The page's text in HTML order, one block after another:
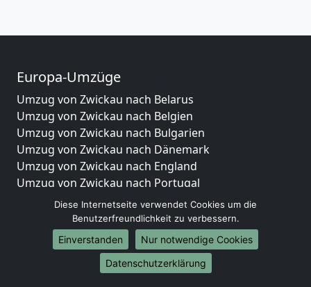
Europa-Umzüge
Umzug von Zwickau nach Belarus
Umzug von Zwickau nach Belgien
Umzug von Zwickau nach Bulgarien
Umzug von Zwickau nach Dänemark
Umzug von Zwickau nach England
Umzug von Zwickau nach Portugal
Umzug von Zwickau nach Bosnien und Herzegowina
Umzug von Zwickau nach Irland
Umzug von Zwickau nach Lettland
Umzug von Zwickau nach Zypern
Umzug von Zwickau nach Kroatien
Diese Internetseite verwendet Cookies um die
Benutzerfreundlichkeit zu verbessern.
Einverstanden
Nur notwendige Cookies
Datenschutzerklärung